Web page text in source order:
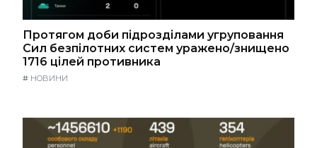
Протягом доби підрозділами угруповання
Сил безпілотних систем уражено/знищено
1716 цілей противника
# НОВИНИ